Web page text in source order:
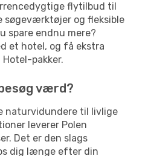
flytilbud til
søgeværktøjer og fleksible
spare endnu mere?
et hotel, og få ekstra
pakker.
værd?
naturvidundere til livlige
leverer Polen
Det er den slags
dig længe efter din